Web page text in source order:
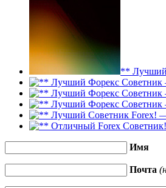
** Лучший
Имя
Почта